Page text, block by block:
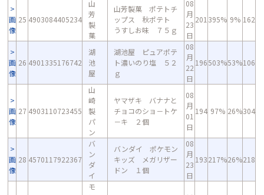
画
像
25 4903084405234
山
芳
製
菓
山芳製菓 ポテトチ
ップス 秋ポテト
うすしお味 ７５ｇ
08
月
23
日
201 395% 9% 162
画
像
26 4901335176742
湖
池
屋
湖池屋 ピュアポテ
ト濃いのり塩 ５２
ｇ
08
月
22
日
196503%53%106
画
像
27 4903110723455
山
崎
製
パ
ン
ヤマザキ バナナと
チョコのショ－トケ
－キ ２個
08
月
01
日
194 97% 26%304
画
像
28 4570117922367
バ
ン
ダ
イ
バンダイ ポケモン
キッズ メガリザー
ドン １個
08
月
23
日
193217%26%218
モ